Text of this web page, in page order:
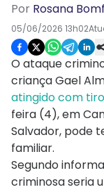
Por Rosana
05/06/2026 13h02
O ataque
criança Gael
atingido com
feira (4), em
Salvador, pode
familiar.
Segundo
criminosa seria